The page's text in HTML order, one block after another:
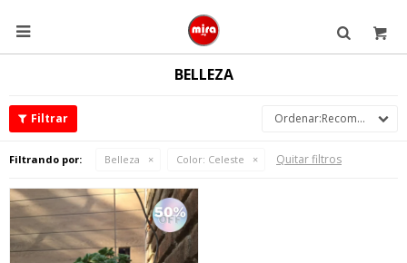

BELLEZA
Recomendados
Filtrando por: Belleza Color: Celeste Quitar filtros